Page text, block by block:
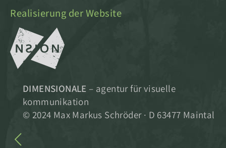
Realisierung der Website
DIMENSIONALE – agentur für visuelle
kommunikation
© 2024 Max Markus Schröder · D 63477 Maintal